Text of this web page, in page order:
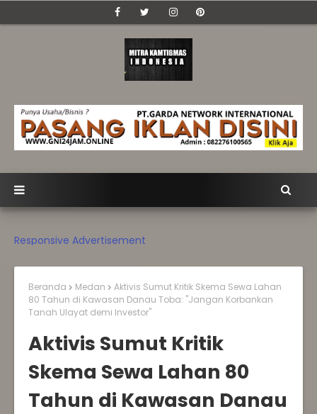
Responsive Advertisement
Beranda Medan
Aktivis Sumut Kritik Skema Sewa Lahan
80 Tahun di Kawasan Danau Toba: "Jangan Korbankan
Tanah Ulayat demi Investor"
Aktivis Sumut Kritik
Skema Sewa Lahan 80
Tahun di Kawasan Danau